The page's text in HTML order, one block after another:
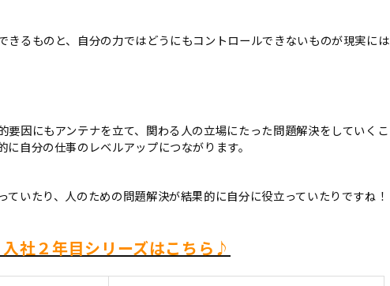
きるものと、自分の力ではどうにもコントロールできないものが現実には
要因にもアンテナを立て、関わる人の立場にたった問題解決をしていくこ
自分の仕事のレベルアップにつながります。
ていたり、人のための問題解決が結果的に自分に役立っていたりですね！
２年目シリーズはこちら♪